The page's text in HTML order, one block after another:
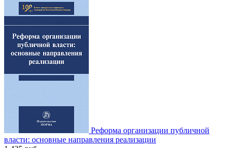
Реформа организации публичной
власти: основные направления реализации